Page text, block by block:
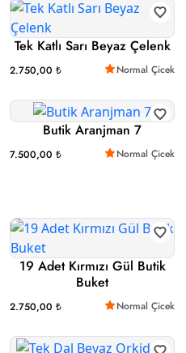
Tek Katlı Sarı Beyaz Çelenk
2.750,00 ₺ Normal Çicek
Butik Aranjman 7
7.500,00 ₺ Normal Çicek
19 Adet Kırmızı Gül Butik
Buket
2.750,00 ₺ Normal Çicek